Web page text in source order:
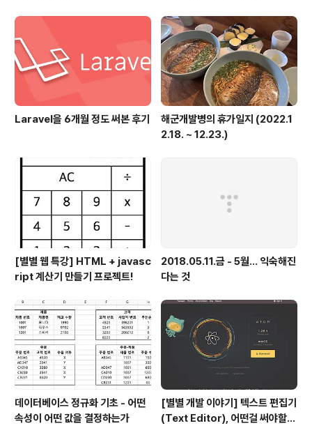
Laravel을 6개월 정도 써본 후기
해군개발병의 휴가일지 (2022.1
2.18. ~ 12.23.)
[별별 웹 특강] HTML + javasc
ript 계산기 만들기 프로젝트!
2018.05.11.금 - 5월... 익숙해진
다는 것
데이터베이스 정규화 기초 - 어떤
속성이 어떤 값을 결정하는가
[별별 개발 이야기] 텍스트 편집기
(Text Editor), 어떤걸 써야할